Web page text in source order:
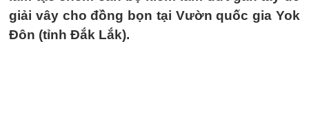
giải vây cho đồng bọn tại Vườn quốc gia Yok
Đôn (tỉnh Đắk Lắk).